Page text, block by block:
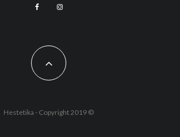
Hestetika - Copyright 2019 ©